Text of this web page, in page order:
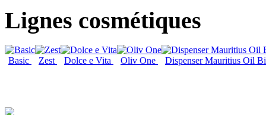
Lignes cosmétiques
Basic Zest Dolce e Vita Oliv One Dispenser Mauritius Oil